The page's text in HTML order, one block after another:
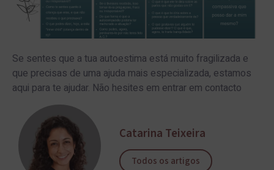
Se sentes que a tua autoestima está muito fragilizada e
que precisas de uma ajuda mais especializada, estamos
aqui para te ajudar. Não hesites em entrar em contacto
Catarina Teixeira
Todos os artigos